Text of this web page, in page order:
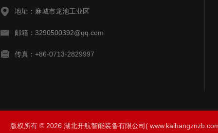
地址：麻城市龙池工业区
邮箱：3290500392@qq.com
传真：+86-0713-2829997
版权所有 © 2026 湖北开航智能装备有限公司(